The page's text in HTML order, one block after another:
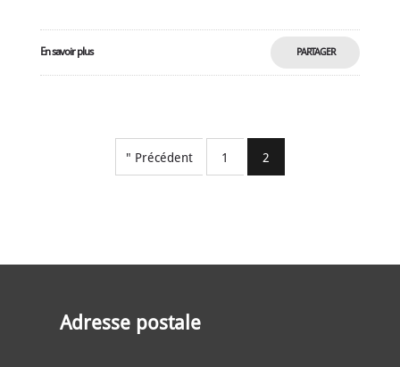
En savoir plus PARTAGER
" Précédent 1 2
Adresse postale